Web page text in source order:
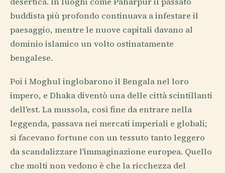
buddista più profondo continuava a infestare il
paesaggio, mentre le nuove capitali davano al
dominio islamico un volto ostinatamente
bengalese.
Poi i Moghul inglobarono il Bengala nel loro
impero, e Dhaka diventò una delle città scintillanti
dell'est. La mussola, così fine da entrare nella
leggenda, passava nei mercati imperiali e globali;
si facevano fortune con un tessuto tanto leggero
da scandalizzare l'immaginazione europea. Quello
che molti non vedono è che la ricchezza del